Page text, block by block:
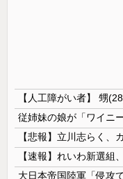
【悲報】立川志らく、
【速報】れいわ新選組